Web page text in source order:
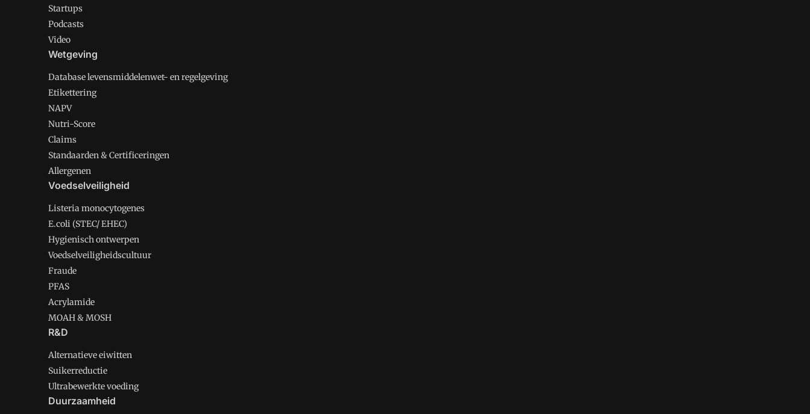
Startups
Podcasts
Video
Wetgeving
Database levensmiddelenwet- en regelgeving
Etikettering
NAPV
Nutri-Score
Claims
Standaarden & Certificeringen
Allergenen
Voedselveiligheid
Listeria monocytogenes
E.coli (STEC/ EHEC)
Hygienisch ontwerpen
Voedselveiligheidscultuur
Fraude
PFAS
Acrylamide
MOAH & MOSH
R&D
Alternatieve eiwitten
Suikerreductie
Ultrabewerkte voeding
Duurzaamheid